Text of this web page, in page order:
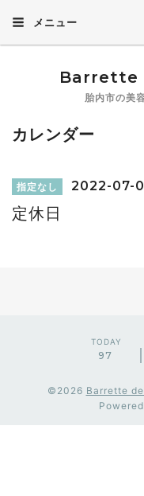
メニュー
胎内市の美
カレンダー
指定なし 2022-07-
定休日
TODAY
97
©2026 Barrette